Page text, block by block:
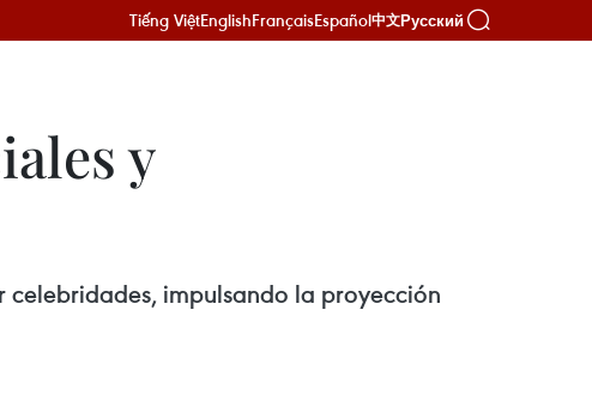
Tiếng ViệtEnglishFrançaisEspañol中文Русский
y
celebridades, impulsando la proyección